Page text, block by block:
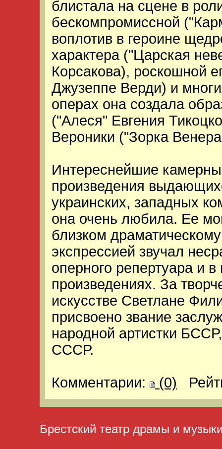
блистала на сцене в
бескомпромиссной
воплотив в героине
характера ("Царская
Корсакова), роскошной
Джузеппе Верди) и
операх она создала
("Алеся" Евгения
Вероники ("Зорка
Интереснейшие
произведения
украинских, западных
она очень любила. Ее
близком
экспрессией звучал
оперного репертуара и
произведениях. За
искусстве Светлане
присвоено звание
народной артистки
СССР.
Комментарии: (0)
Брестский театр драмы и